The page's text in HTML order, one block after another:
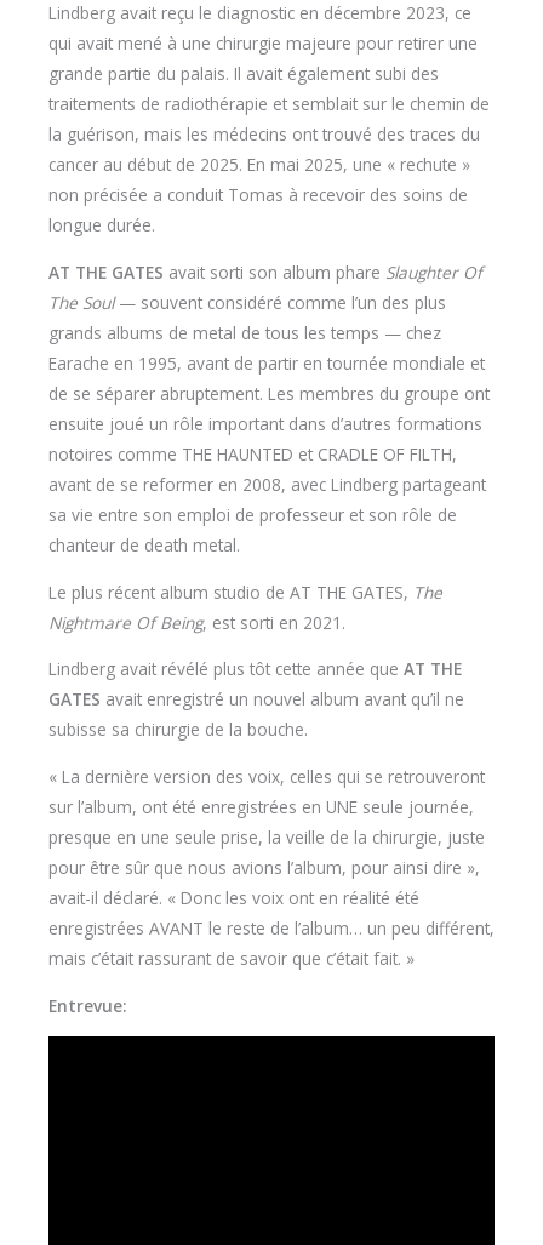
Lindberg avait reçu le diagnostic en décembre 2023, ce
qui avait mené à une chirurgie majeure pour retirer une
grande partie du palais. Il avait également subi des
traitements de radiothérapie et semblait sur le chemin de
la guérison, mais les médecins ont trouvé des traces du
cancer au début de 2025. En mai 2025, une « rechute »
non précisée a conduit Tomas à recevoir des soins de
longue durée.
AT THE GATES avait sorti son album phare Slaughter Of
The Soul— souvent considéré comme l’un des plus
grands albums de metal de tous les temps — chez
Earache en 1995, avant de partir en tournée mondiale et
de se séparer abruptement. Les membres du groupe ont
ensuite joué un rôle important dans d’autres formations
notoires comme THE HAUNTED et CRADLE OF FILTH,
avant de se reformer en 2008, avec Lindberg partageant
sa vie entre son emploi de professeur et son rôle de
chanteur de death metal.
Le plus récent album studio de AT THE GATES, The
Nightmare Of Being, est sorti en 2021.
Lindberg avait révélé plus tôt cette année que AT THE
GATES avait enregistré un nouvel album avant qu’il ne
subisse sa chirurgie de la bouche.
« La dernière version des voix, celles qui se retrouveront
sur l’album, ont été enregistrées en UNE seule journée,
presque en une seule prise, la veille de la chirurgie, juste
pour être sûr que nous avions l’album, pour ainsi dire »,
avait-il déclaré. « Donc les voix ont en réalité été
enregistrées AVANT le reste de l’album… un peu différent,
mais c’était rassurant de savoir que c’était fait. »
Entrevue: